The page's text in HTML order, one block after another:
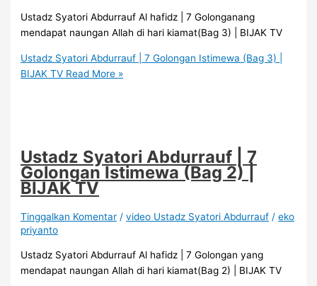
Ustadz Syatori Abdurrauf Al hafidz | 7 Golonganang
mendapat naungan Allah di hari kiamat(Bag 3) | BIJAK TV
Ustadz Syatori Abdurrauf | 7 Golongan Istimewa (Bag 3) |
BIJAK TV Read More »
Ustadz Syatori Abdurrauf | 7
Golongan Istimewa (Bag 2) |
BIJAK TV
Tinggalkan Komentar /video Ustadz Syatori Abdurrauf /eko
priyanto
Ustadz Syatori Abdurrauf Al hafidz | 7 Golongan yang
mendapat naungan Allah di hari kiamat(Bag 2) | BIJAK TV